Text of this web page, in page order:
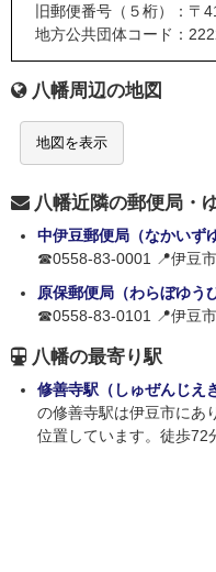
旧郵便番号（５桁）：〒
地方公共団体コード：
八幡周辺の地図
地図を表示
八幡近隣の郵便局・
中伊豆郵便局（なかいず
☎0558-83-0001 📍伊豆
原保郵便局（わらぼゆう
☎0558-83-0101 📍伊豆
八幡の最寄り駅
修善寺駅（しゅぜんじえ
の修善寺駅は伊豆市にあ
位置しています。徒歩72